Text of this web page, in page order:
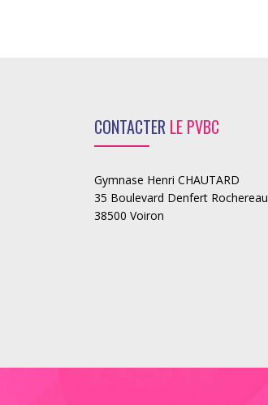
CONTACTER LE PVBC
Gymnase Henri CHAUTARD
35 Boulevard Denfert Rochereau
38500 Voiron